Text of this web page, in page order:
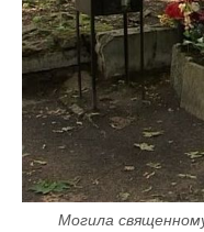
Могила